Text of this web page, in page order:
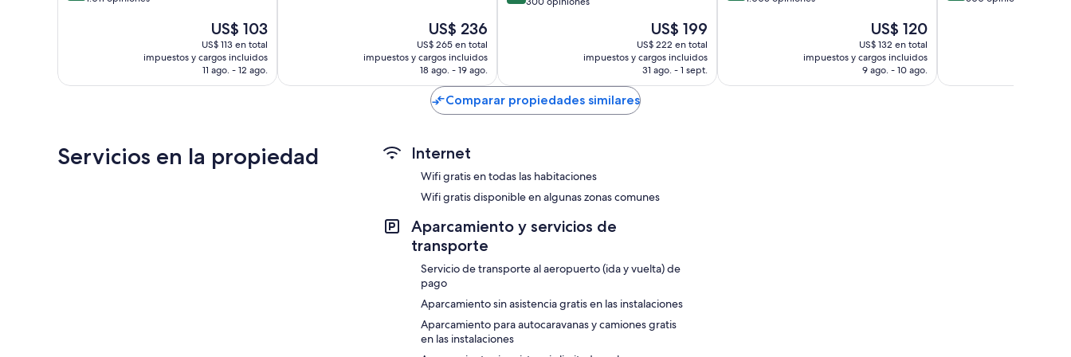
El
precio
actual
es
de
US$ 103
US$ 113 en total
impuestos y cargos incluidos
11 ago. - 12 ago.
El
precio
actual
es
de
US$ 236
US$ 236
US$ 265 en total
impuestos y cargos incluidos
18 ago. - 19 ago.
El
precio
actual
es
de
US$ 199
US$ 222 en total
impuestos y cargos incluidos
31 ago. - 1 sept.
El
precio
actual
es
de
US$ 120
US$ 132 en total
impuestos y cargos incluidos
9 ago. - 10 ago.
Comparar propiedades similares
Servicios en la propiedad Internet
Wifi gratis en todas las habitaciones
Wifi gratis disponible en algunas zonas comunes
Aparcamiento y servicios de
transporte
Servicio de transporte al aeropuerto (ida y vuelta) de
pago
Aparcamiento sin asistencia gratis en las instalaciones
Aparcamiento para autocaravanas y camiones gratis
en las instalaciones